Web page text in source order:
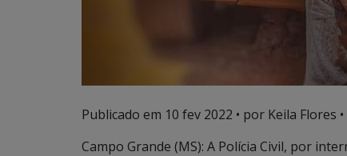
Publicado em 10 fev 2022 • por Keila Flores •
Campo Grande (MS): A Polícia Civil, por